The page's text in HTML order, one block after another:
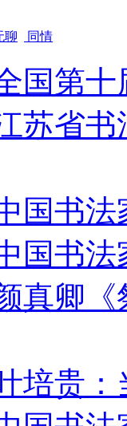
聊 同情
国第十
苏省书
国书法
国书法
真卿《
培贵：